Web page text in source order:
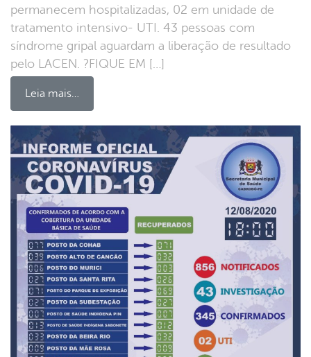
permanecem hospitalizadas, 02 em unidade de
tratamento intensivo- UTI. 43 pessoas com
síndrome gripal aguardam a liberação de resultado
pelo LACEN. ?FIQUE EM […]
Leia mais…